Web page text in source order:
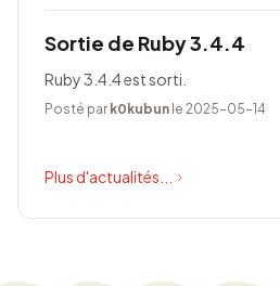
Sortie de Ruby 3.4.4
Ruby 3.4.4 est sorti.
Posté par k0kubun le 2025-05-14
Plus d'actualités...